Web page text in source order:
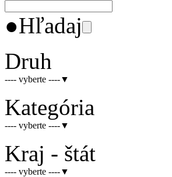
●Hľadaj
Druh
---- vyberte ----▼
Kategória
---- vyberte ----▼
Kraj - štát
---- vyberte ----▼